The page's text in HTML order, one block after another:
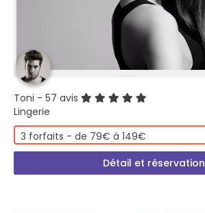
Toni - 57 avis
Lingerie
3 forfaits - de 79€ à 149€
Détail et réservation